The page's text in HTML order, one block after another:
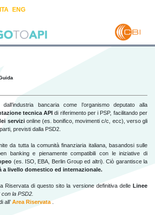
ITA ENG
bancaria come l’organismo deputato alla
tecnica APIdi riferimento per i PSP, facilitando per
servizionline (es. bonifico, movimenti c/c, ecc), verso gli
previsti dalla PSD2.
da tutta la comunità finanziaria italiana, basandosi sulle
banking e pienamente compatibili con le iniziative di
(es. ISO, EBA, Berlin Group ed altri). Ciò garantisce la
a livello domestico ed internazionale.
Riservata di questo sito la versione definitiva delle Linee
la PSD2.
all’ Area Riservata